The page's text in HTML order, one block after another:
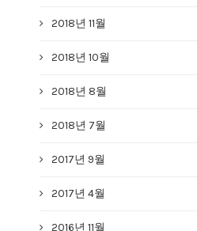
2018년 11월
2018년 10월
2018년 8월
2018년 7월
2017년 9월
2017년 4월
2016년 11월